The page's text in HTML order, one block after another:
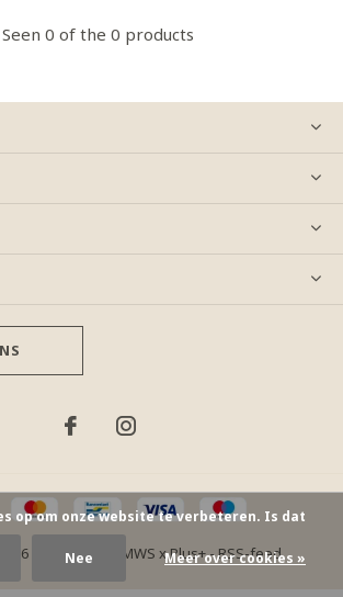
Seen 0 of the 0 products
2026 - Theme By DMWS xPlus+-RSS-feed
op om onze website te verbeteren. Is dat
Nee Meer over cookies »